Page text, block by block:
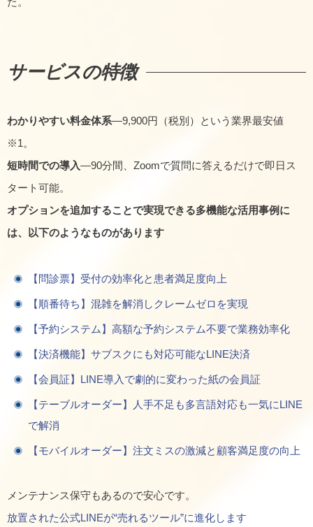
サービスの特徴
わかりやすい料金体系—9,900円（税別）という業界最安値
※1。
短時間での導入—90分間、Zoomで質問に答えるだけで即日ス
タート可能。
オプションを追加することで実現できる多機能な活用事例に
は、以下のようなものがあります
【問診票】受付の効率化と患者満足度向上
【順番待ち】混雑を解消しクレームゼロを実現
【予約システム】高額な予約システム不要で業務効率化
【決済機能】サブスクにも対応可能なLINE決済
【会員証】LINE導入で劇的に変わった紙の会員証
【テーブルオーダー】人手不足も多言語対応も一気にLINE
で解消
【モバイルオーダー】注文ミスの激減と顧客満足度の向上
メンテナンス保守もあるので安心です。
放置された公式LINEが“売れるツール”に進化します